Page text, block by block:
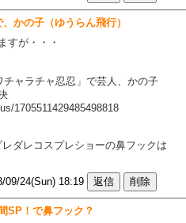
かの子（ゆうらん飛行）
すが・・・
ャラチャ忍忍」で芸人、かの子
1705511429485498818
ダレコスプレショーの鼻フックは
24(Sun) 18:19
SP！で鼻フック？